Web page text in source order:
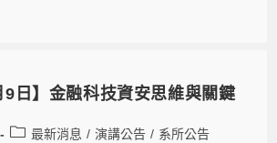
9日】金融科技資安思維與關鍵
最新消息 / 演講公告 / 系所公告